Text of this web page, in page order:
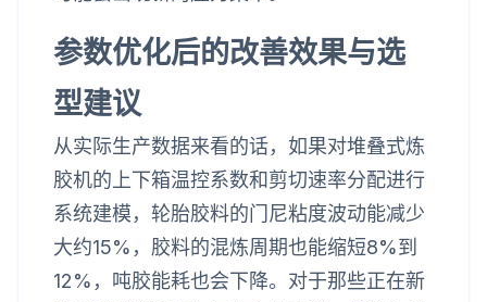
参数优化后的改善效果与选
型建议
从实际生产数据来看的话，如果对堆叠式炼
胶机的上下箱温控系数和剪切速率分配进行
系统建模，轮胎胶料的门尼粘度波动能减少
大约15%，胶料的混炼周期也能缩短8%到
12%，吨胶能耗也会下降。对于那些正在新